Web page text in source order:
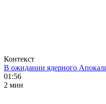
Контекст
В ожидании ядерного
01:56
2 мин